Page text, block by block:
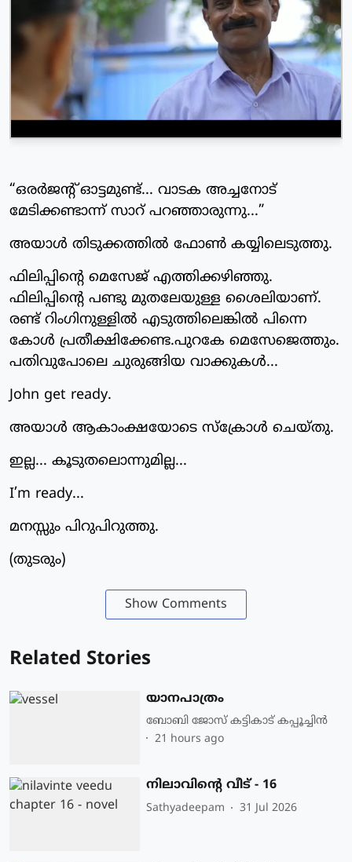
“ഒരർജന്റ് ഓട്ടമുണ്ട്... വാടക അച്ചനോട്
മേടിക്കണ്ടാന്ന് സാറ് പറഞ്ഞാരുന്നു...”
അയാൾ തിടുക്കത്തിൽ ഫോൺ കയ്യിലെടുത്തു.
ഫിലിപ്പിന്റെ മെസേജ് എത്തിക്കഴിഞ്ഞു.
ഫിലിപ്പിന്റെ പണ്ടു മുതലേയുള്ള ശൈലിയാണ്.
രണ്ട് റിംഗിനുള്ളിൽ എടുത്തിലെങ്കിൽ പിന്നെ
കോൾ പ്രതീക്ഷിക്കേണ്ട.പുറകേ മെസേജെത്തും.
പതിവുപോലെ ചുരുങ്ങിയ വാക്കുകൾ...
John get ready.
അയാൾ ആകാംക്ഷയോടെ സ്‌ക്രോൾ ചെയ്തു.
ഇല്ല... കൂടുതലൊന്നുമില്ല...
I’m ready...
മനസ്സും പിറുപിറുത്തു.
(തുടരും)
Show Comments
Related Stories
യാനപാത്രം
ബോബി ജോസ് കട്ടികാട് കപ്പൂച്ചിൻ
21 hours ago
നിലാവിന്റെ വീട് - 16
Sathyadeepam 31 Jul 2026